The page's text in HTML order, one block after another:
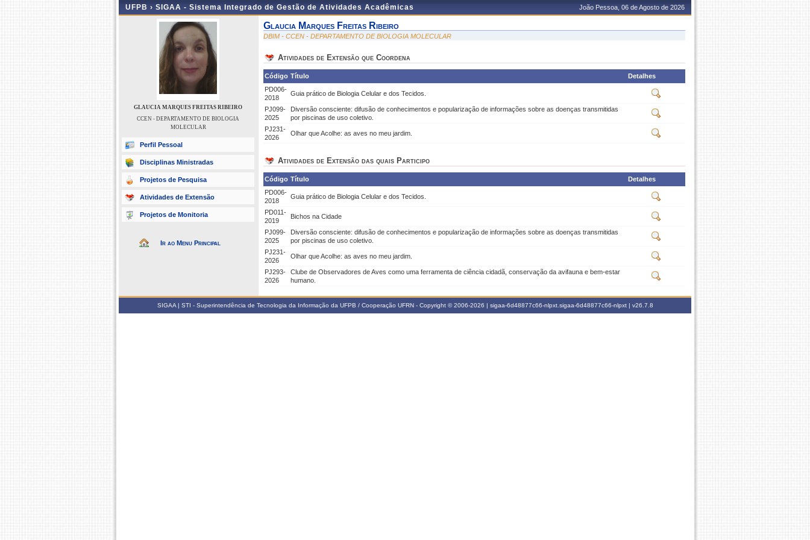
UFPB › SIGAA - Sistema Integrado de Gestão de Atividades Acadêmicas João Pessoa, 06 de Agosto de 2026
GLAUCIA MARQUES FREITAS RIBEIRO
CCEN - DEPARTAMENTO DE BIOLOGIA
MOLECULAR
Perfil Pessoal
Disciplinas Ministradas
Projetos de Pesquisa
Atividades de Extensão
Projetos de Monitoria
Ir ao Menu Principal
Glaucia Marques Freitas Ribeiro
DBIM - CCEN - DEPARTAMENTO DE BIOLOGIA MOLECULAR
Atividades de Extensão que Coordena
Código Título
Detalhes
PD006-
2018
Guia prático de Biologia Celular e dos Tecidos.
PJ099-
2025
Diversão consciente: difusão de conhecimentos e popularização de informações sobre as doenças transmitidas
por piscinas de uso coletivo.
PJ231-
2026
Olhar que Acolhe: as aves no meu jardim.
Atividades de Extensão das quais Participo
Código Título
Detalhes
PD006-
2018
Guia prático de Biologia Celular e dos Tecidos.
PD011-
2019
Bichos na Cidade
PJ099-
2025
Diversão consciente: difusão de conhecimentos e popularização de informações sobre as doenças transmitidas
por piscinas de uso coletivo.
PJ231-
2026
Olhar que Acolhe: as aves no meu jardim.
PJ293-
2026
Clube de Observadores de Aves como uma ferramenta de ciência cidadã, conservação da avifauna e bem-estar
humano.
SIGAA | STI - Superintendência de Tecnologia da Informação da UFPB / Cooperação UFRN - Copyright © 2006-2026 | sigaa-6d48877c66-nlpxt.sigaa-6d48877c66-nlpxt | v26.7.8